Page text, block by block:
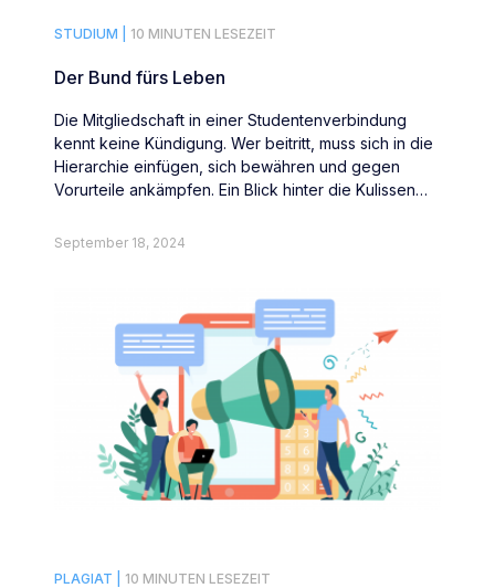
STUDIUM | 10 MINUTEN LESEZEIT
Der Bund fürs Leben
Die Mitgliedschaft in einer Studentenverbindung
kennt keine Kündigung. Wer beitritt, muss sich in die
Hierarchie einfügen, sich bewähren und gegen
Vorurteile ankämpfen. Ein Blick hinter die Kulissen
September 18, 2024
PLAGIAT | 10 MINUTEN LESEZEIT